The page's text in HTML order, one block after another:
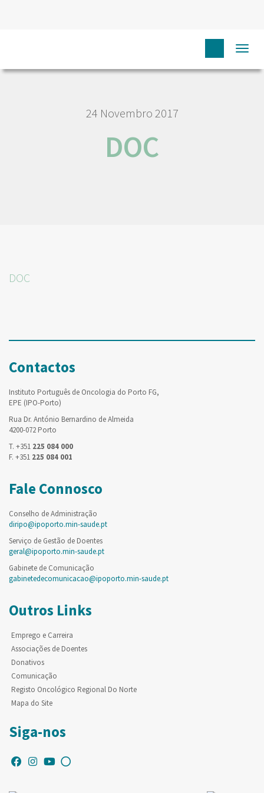
DOC
24 Novembro 2017
DOC
DOC
Contactos
Instituto Português de Oncologia do Porto FG,
EPE (IPO-Porto)
Rua Dr. António Bernardino de Almeida
4200-072 Porto
T. +351 225 084 000
F. +351 225 084 001
Fale Connosco
Conselho de Administração
diripo@ipoporto.min-saude.pt
Serviço de Gestão de Doentes
geral@ipoporto.min-saude.pt
Gabinete de Comunicação
gabinetedecomunicacao@ipoporto.min-saude.pt
Outros Links
Emprego e Carreira
Associações de Doentes
Donativos
Comunicação
Registo Oncológico Regional Do Norte
Mapa do Site
Siga-nos